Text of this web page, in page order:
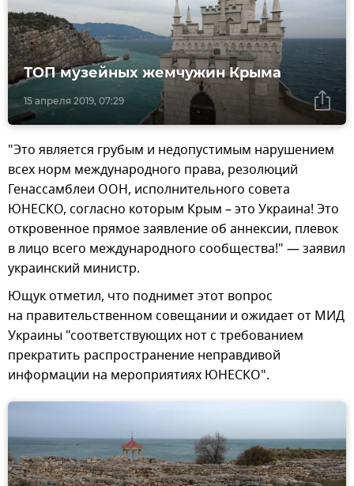
15 апреля 2019, 07:29
ТОП музейных жемчужин Крыма
"Это является грубым и недопустимым нарушением
всех норм международного права, резолюций
Генассамблеи ООН, исполнительного совета
ЮНЕСКО, согласно которым Крым – это Украина! Это
откровенное прямое заявление об аннексии, плевок
в лицо всего международного сообщества!" — заявил
украинский министр.
Ющук отметил, что поднимет этот вопрос
на правительственном совещании и ожидает от МИД
Украины "соответствующих нот с требованием
прекратить распространение неправдивой
информации на мероприятиях ЮНЕСКО".